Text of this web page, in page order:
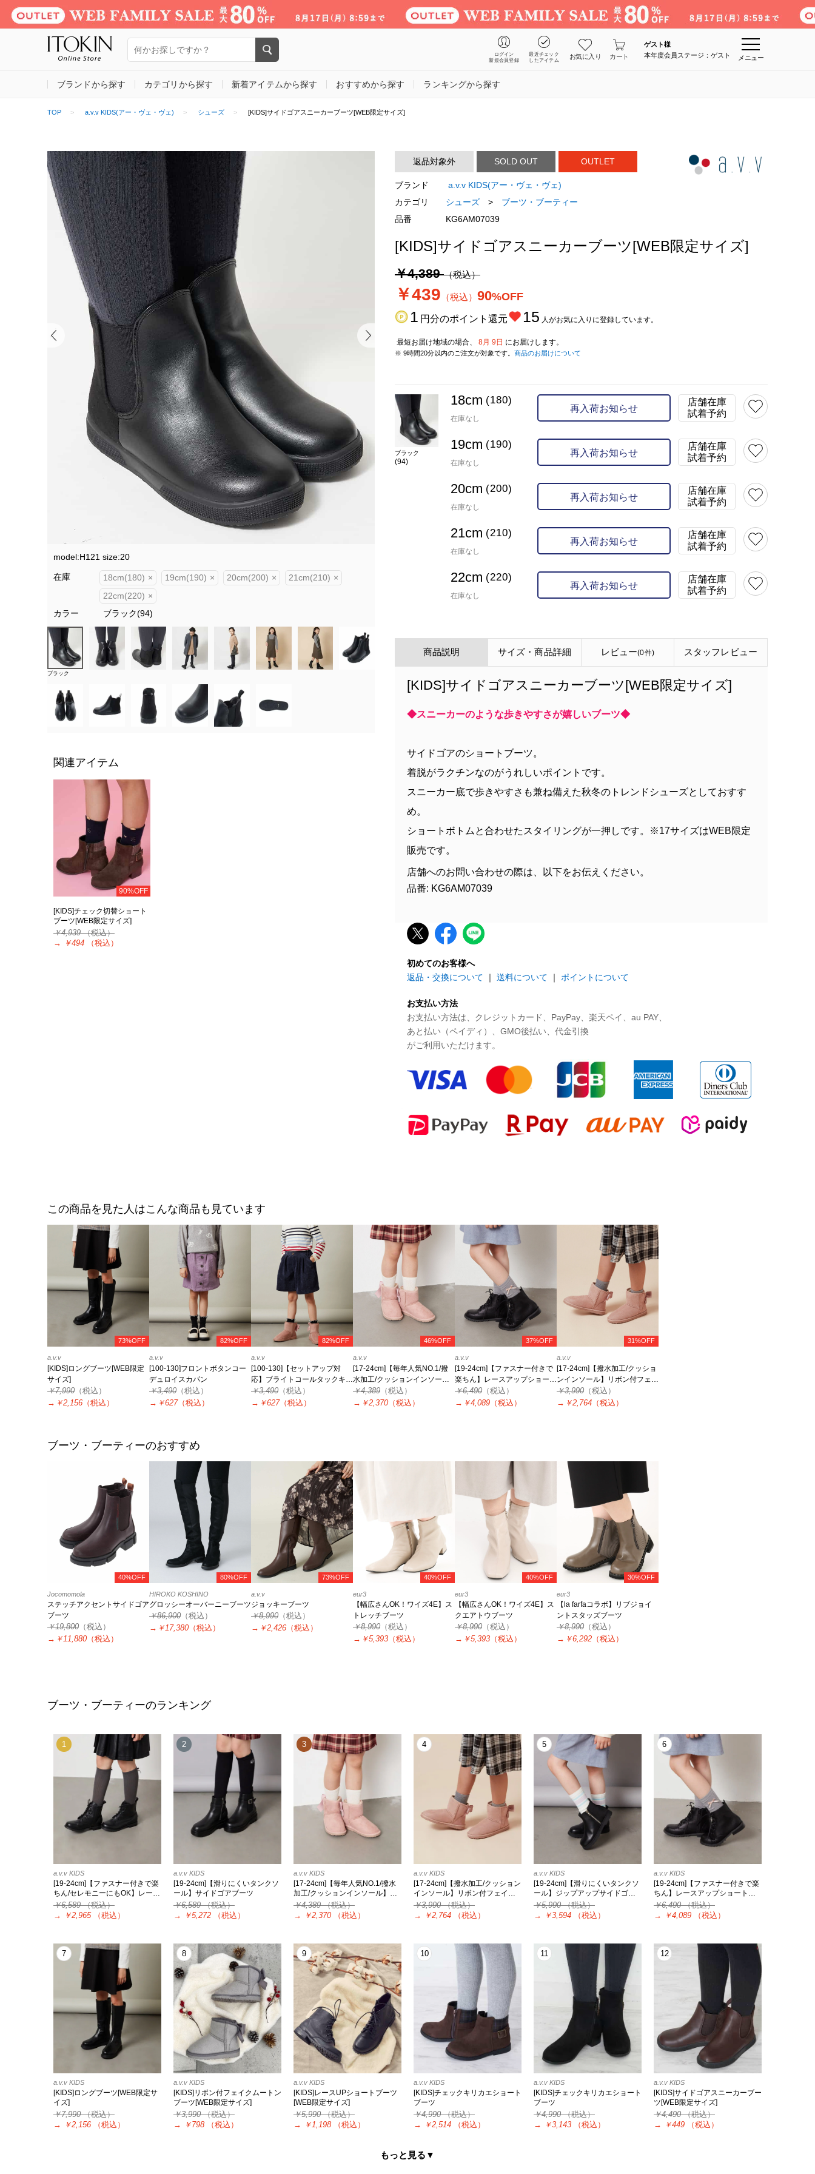
ログイン
新規会員登録
最近チェック
したアイテム
お気に入り カート
ゲスト様
本年度会員ステージ：ゲスト
メニュー
ブランドから探す カテゴリから探す 新着アイテムから探す おすすめから探す ランキングから探す
TOP a.v.v KIDS(アー・ヴェ・ヴェ) シューズ [KIDS]サイドゴアスニーカーブーツ[WEB限定サイズ]
model:H121 size:20
在庫 18cm(180) × 19cm(190) × 20cm(200) × 21cm(210) ×
22cm(220) ×
カラー
ブラック(94)
model:H121 size:20 model:H121 size:20
ブラック
関連アイテム
90%OFF
[KIDS]チェック切替ショート
ブーツ[WEB限定サイズ]
￥4,939（税込）
→
￥494 （税込）
返品対象外 SOLD OUT OUTLET
ブランド
a.v.v KIDS(アー・ヴェ・ヴェ)
カテゴリ
シューズ >
ブーツ・ブーティー
品番
KG6AM07039
[KIDS]サイドゴアスニーカーブーツ[WEB限定サイズ]
￥4,389（税込）
￥439 （税込） 90%OFF
1 円分のポイント還元 15 人がお気に入りに登録しています。
最短お届け地域の場合、 8月 9日 にお届けします。
※ 9時間20分以内のご注文が対象です。 商品のお届けについて
ブラック
(94)
18cm (180)
在庫なし
再入荷お知らせ
店舗在庫
試着予約
19cm (190)
在庫なし
再入荷お知らせ
店舗在庫
試着予約
20cm (200)
在庫なし
再入荷お知らせ
店舗在庫
試着予約
21cm (210)
在庫なし
再入荷お知らせ
店舗在庫
試着予約
22cm (220)
在庫なし
再入荷お知らせ
店舗在庫
試着予約
商品説明 サイズ・商品詳細 レビュー(0件) スタッフ レビュー
[KIDS]サイドゴアスニーカーブーツ[WEB限定サイズ]
◆スニーカーのような歩きやすさが嬉しいブーツ◆
サイドゴアのショートブーツ。
着脱がラクチンなのがうれしいポイントです。
スニーカー底で歩きやすさも兼ね備えた秋冬のトレンドシューズとしておすす
め。
ショートボトムと合わせたスタイリングが一押しです。※17サイズはWEB限定
販売です。
店舗へのお問い合わせの際は、以下をお伝えください。
品番: KG6AM07039
初めてのお客様へ
返品・交換について ｜ 送料について ｜ ポイントについて
お支払い方法
お支払い方法は、クレジットカード、PayPay、楽天ペイ、au PAY、
あと払い（ペイディ）、GMO後払い、代金引換
がご利用いただけます。
この商品を見た人はこんな商品も見ています
73%OFF
a.v.v
[KIDS]ロングブーツ[WEB限定
サイズ]
￥7,990 （税込）
→ ￥2,156 （税込）
82%OFF
a.v.v
[100-130]フロントボタンコー
デュロイスカパン
￥3,490 （税込）
→ ￥627（税込）
82%OFF
a.v.v
[100-130]【セットアップ対
応】ブライトコールタックキュ
ロット
￥3,490 （税込）
→ ￥627（税込）
46%OFF
a.v.v
[17-24cm]【毎年人気NO.1/撥
水加工/クッションインソー
ル】リボン付フェイクムートン
ブーツ
￥4,389 （税込）
→ ￥2,370 （税込）
37%OFF
a.v.v
[19-24cm]【ファスナー付きで
楽ちん】レースアップショート
ブーツ
￥6,490 （税込）
→ ￥4,089 （税込）
31%OFF
a.v.v
[17-24cm]【撥水加工/クッショ
ンインソール】リボン付フェイ
クムートンブーツ
￥3,990 （税込）
→ ￥2,764 （税込）
ブーツ・ブーティーのおすすめ
40%OFF
Jocomomola
ステッチアクセントサイドゴア
ブーツ
￥19,800 （税込）
→ ￥11,880 （税込）
80%OFF
HIROKO KOSHINO
グロッシーオーバーニーブーツ
￥86,900 （税込）
→ ￥17,380 （税込）
73%OFF
a.v.v
ジョッキーブーツ
￥8,990 （税込）
→ ￥2,426 （税込）
40%OFF
eur3
【幅広さんOK！ワイズ4E】ス
トレッチブーツ
￥8,990 （税込）
→ ￥5,393 （税込）
40%OFF
eur3
【幅広さんOK！ワイズ4E】ス
クエアトウブーツ
￥8,990 （税込）
→ ￥5,393 （税込）
30%OFF
eur3
【la farfaコラボ】リブジョイ
ントスタッズブーツ
￥8,990 （税込）
→ ￥6,292 （税込）
ブーツ・ブーティーのランキング
1
a.v.v KIDS
[19-24cm]【ファスナー付きで楽
ちん/セレモニーにもOK】レー…
￥6,589（税込）
→
￥2,965 （税込）
2
a.v.v KIDS
[19-24cm]【滑りにくいタンクソ
ール】サイドゴアブーツ
￥6,589（税込）
→
￥5,272 （税込）
3
a.v.v KIDS
[17-24cm]【毎年人気NO.1/撥水
加工/クッションインソール】…
￥4,389（税込）
→
￥2,370 （税込）
4
a.v.v KIDS
[17-24cm]【撥水加工/クッション
インソール】リボン付フェイ…
￥3,990（税込）
→
￥2,764 （税込）
5
a.v.v KIDS
[19-24cm]【滑りにくいタンクソ
ール】ジップアップサイドゴ…
￥5,990（税込）
→
￥3,594 （税込）
6
a.v.v KIDS
[19-24cm]【ファスナー付きで楽
ちん】レースアップショート…
￥6,490（税込）
→
￥4,089 （税込）
7
a.v.v KIDS
[KIDS]ロングブーツ[WEB限定サ
イズ]
￥7,990（税込）
→
￥2,156 （税込）
8
a.v.v KIDS
[KIDS]リボン付フェイクムートン
ブーツ[WEB限定サイズ]
￥3,990（税込）
→
￥798 （税込）
9
a.v.v KIDS
[KIDS]レースUPショートブーツ
[WEB限定サイズ]
￥5,990（税込）
→
￥1,198 （税込）
10
a.v.v KIDS
[KIDS]チェックキリカエショート
ブーツ
￥4,990（税込）
→
￥2,514 （税込）
11
a.v.v KIDS
[KIDS]チェックキリカエショート
ブーツ
￥4,990（税込）
→
￥3,143 （税込）
12
a.v.v KIDS
[KIDS]サイドゴアスニーカーブー
ツ[WEB限定サイズ]
￥4,490（税込）
→
￥449 （税込）
もっと見る▼